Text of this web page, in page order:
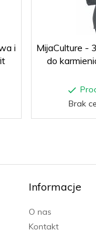
i
MijaCulture -
do
Brak
Informacje
O nas
Kontakt